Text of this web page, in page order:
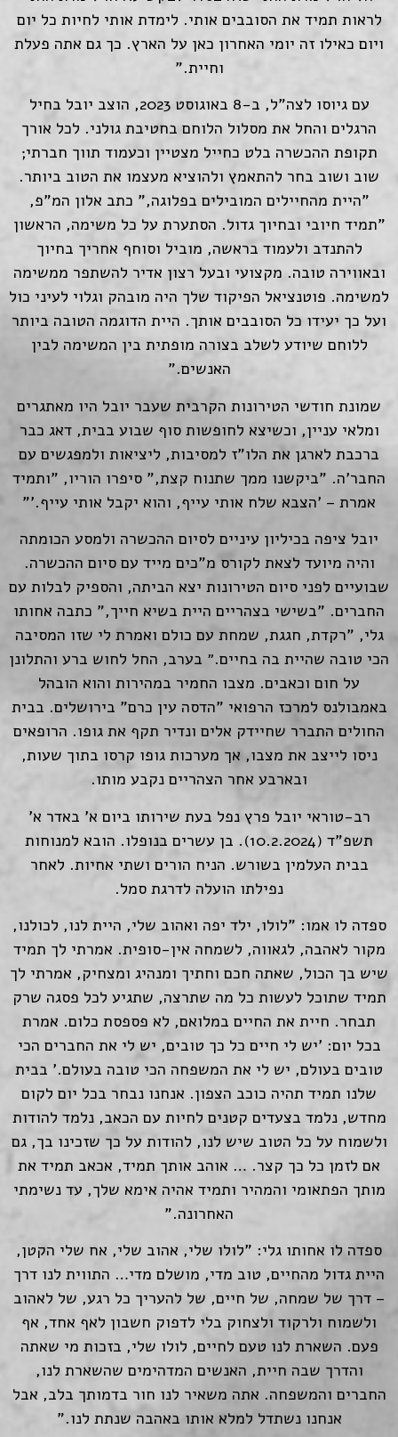
לראות תמיד את הסובבים אותי. לימדת אותי לחיות כל יום
ויום כאילו זה יומי האחרון כאן על הארץ. כך גם אתה פעלת
וחיית."
עם גיוסו לצה"ל, ב-8 באוגוסט 2023, הוצב יובל בחיל
הרגלים והחל את מסלול הלוחם בחטיבת גולני. לכל אורך
תקופת ההכשרה בלט כחייל מצטיין וכעמוד תווך חברתי;
שוב ושוב בחר להתאמץ ולהוציא מעצמו את הטוב ביותר.
"היית מהחיילים המובילים בפלוגה," כתב אלון המ"פ,
"תמיד חיובי ובחיוך גדול. הסתערת על כל משימה, הראשון
להתנדב ולעמוד בראשה, מוביל וסוחף אחריך בחיוך
ובאווירה טובה. מקצועי ובעל רצון אדיר להשתפר ממשימה
למשימה. פוטנציאל הפיקוד שלך היה מובהק וגלוי לעיני כול
ועל כך יעידו כל הסובבים אותך. היית הדוגמה הטובה ביותר
ללוחם שיודע לשלב בצורה מופתית בין המשימה לבין
האנשים."
שמונת חודשי הטירונות הקרבית שעבר יובל היו מאתגרים
ומלאי עניין, וכשיצא לחופשות סוף שבוע בבית, דאג כבר
ברכבת לארגן את הלו"ז למסיבות, ליציאות ולמפגשים עם
החבר'ה. "ביקשנו ממך שתנוח קצת," סיפרו הוריו, "ותמיד
אמרת – 'הצבא שלח אותי עייף, והוא יקבל אותי עייף.'"
יובל ציפה בכיליון עיניים לסיום ההכשרה ולמסע הכומתה
והיה מיועד לצאת לקורס מ"כים מייד עם סיום ההכשרה.
שבועיים לפני סיום הטירונות יצא הביתה, והספיק לבלות עם
החברים. "בשישי בצהריים היית בשיא חייך," כתבה אחותו
גלי, "רקדת, חגגת, שמחת עם כולם ואמרת לי שזו המסיבה
הכי טובה שהיית בה בחיים.״ בערב, החל לחוש ברע והתלונן
על חום וכאבים. מצבו החמיר במהירות והוא הובהל
באמבולנס למרכז הרפואי "הדסה עין כרם" בירושלים. בבית
החולים התברר שחיידק אלים ונדיר תקף את גופו. הרופאים
ניסו לייצב את מצבו, אך מערכות גופו קרסו בתוך שעות,
ובארבע אחר הצהריים נקבע מותו.
רב-טוראי יובל פרץ נפל בעת שירותו ביום א' באדר א'
תשפ"ד (10.2.2024). בן עשרים בנופלו. הובא למנוחות
בבית העלמין בשורש. הניח הורים ושתי אחיות. לאחר
נפילתו הועלה לדרגת סמל.
ספדה לו אמו: "לולו, ילד יפה ואהוב שלי, היית לנו, לכולנו,
מקור לאהבה, לגאווה, לשמחה אין-סופית. אמרתי לך תמיד
שיש בך הכול, שאתה חכם וחתיך ומנהיג ומצחיק, אמרתי לך
תמיד שתוכל לעשות כל מה שתרצה, שתגיע לכל פסגה שרק
תבחר. חיית את החיים במלואם, לא פספסת כלום. אמרת
בכל יום: 'יש לי חיים כל כך טובים, יש לי את החברים הכי
טובים בעולם, יש לי את המשפחה הכי טובה בעולם.' בבית
שלנו תמיד תהיה כוכב הצפון. אנחנו נבחר בכל יום לקום
מחדש, נלמד בצעדים קטנים לחיות עם הכאב, נלמד להודות
ולשמוח על כל הטוב שיש לנו, להודות על כך שזכינו בך, גם
אם לזמן כל כך קצר. … אוהב אותך תמיד, אכאב תמיד את
מותך הפתאומי והמהיר ותמיד אהיה אימא שלך, עד נשימתי
האחרונה."
ספדה לו אחותו גלי: "לולו שלי, אהוב שלי, אח שלי הקטן,
היית גדול מהחיים, טוב מדי, מושלם מדי… התווית לנו דרך
– דרך של שמחה, של חיים, של להעריך כל רגע, של לאהוב
ולשמוח ולרקוד ולצחוק בלי לדפוק חשבון לאף אחד, אף
פעם. השארת לנו טעם לחיים, לולו שלי, בזכות מי שאתה
והדרך שבה חיית, האנשים המדהימים שהשארת לנו,
החברים והמשפחה. אתה משאיר לנו חור בדמותך בלב, אבל
אנחנו נשתדל למלא אותו באהבה שנתת לנו."